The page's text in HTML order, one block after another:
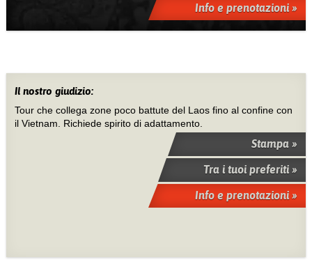
Info e prenotazioni »
Il nostro giudizio:
Tour che collega zone poco battute del Laos fino al confine con
il Vietnam. Richiede spirito di adattamento.
Stampa »
Tra i tuoi preferiti »
Info e prenotazioni »